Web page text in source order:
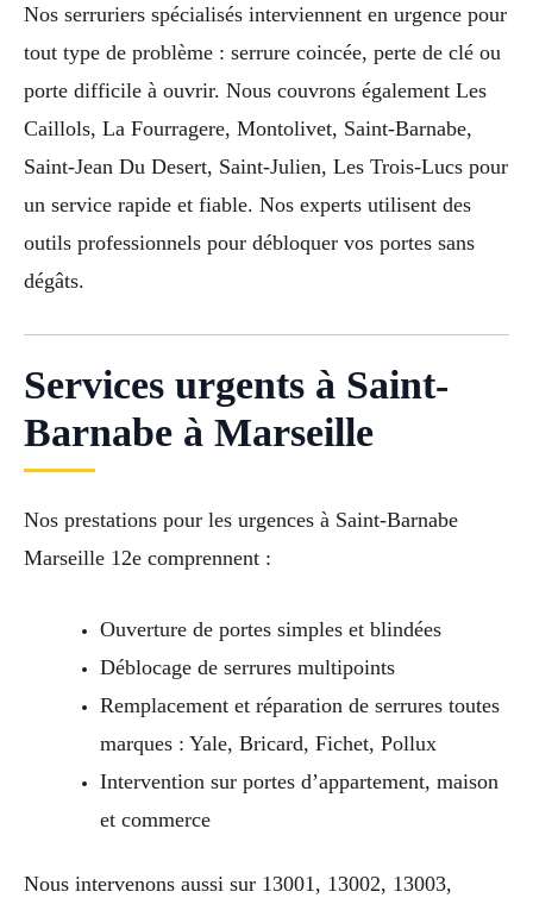
Nos serruriers spécialisés interviennent en urgence pour
tout type de problème : serrure coincée, perte de clé ou
porte difficile à ouvrir. Nous couvrons également Les
Caillols, La Fourragere, Montolivet, Saint-Barnabe,
Saint-Jean Du Desert, Saint-Julien, Les Trois-Lucs pour
un service rapide et fiable. Nos experts utilisent des
outils professionnels pour débloquer vos portes sans
dégâts.
Services urgents à Saint-
Barnabe à Marseille
Nos prestations pour les urgences à Saint-Barnabe
Marseille 12e comprennent :
Ouverture de portes simples et blindées
Déblocage de serrures multipoints
Remplacement et réparation de serrures toutes
marques : Yale, Bricard, Fichet, Pollux
Intervention sur portes d’appartement, maison
et commerce
Nous intervenons aussi sur 13001, 13002, 13003,